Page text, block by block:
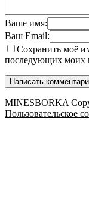
Ваше имя:
Ваш Email:
Сохранить моё
последующих моих
MINESBORKA
Пользовательское